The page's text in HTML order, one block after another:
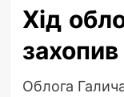
Хід
Облога